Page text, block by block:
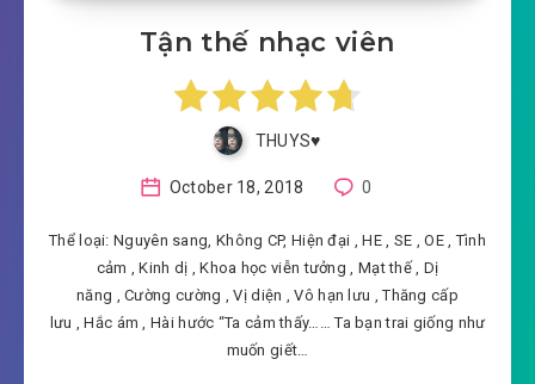
Tận thế nhạc viên
THUYS♥️
October 18, 2018 0
Thể loại: Nguyên sang, Không CP, Hiện đại , HE , SE , OE , Tình
cảm , Kinh dị , Khoa học viễn tưởng , Mạt thế , Dị
năng , Cường cường , Vị diện , Vô hạn lưu , Thăng cấp
lưu , Hắc ám , Hài hước “Ta cảm thấy…… Ta bạn trai giống như
muốn giết…